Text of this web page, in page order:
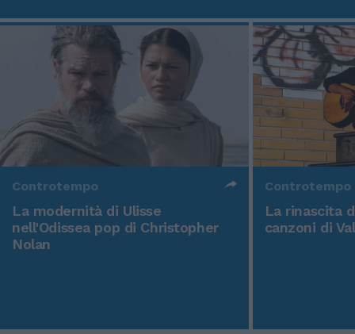
Controtempo
La modernità di Ulisse
nell'Odissea pop di Christopher
Nolan
Controtempo
La rinascita
canzoni di